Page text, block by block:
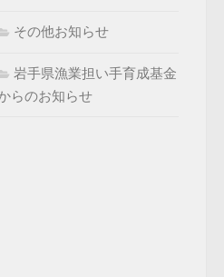
その他お知らせ
岩手県漁業担い手育成基金
らのお知らせ